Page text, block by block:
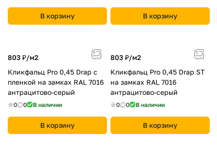
В корзину В корзину
803 ₽/м2
Кликфальц Pro 0,45 Drap с
пленкой на замках RAL 7016
антрацитово-серый
0 0 В наличии
В корзину
803 ₽/м2
Кликфальц Pro 0,45 Drap ST
на замках RAL 7016
антрацитово-серый
0 0 В наличии
В корзину